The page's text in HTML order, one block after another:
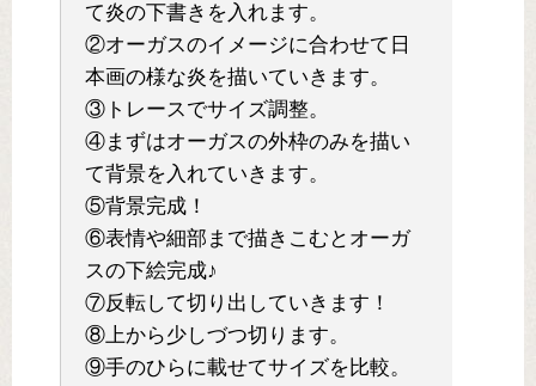
て炎の下書きを入れます。
②オーガスのイメージに合わせて日
本画の様な炎を描いていきます。
③トレースでサイズ調整。
④まずはオーガスの外枠のみを描い
て背景を入れていきます。
⑤背景完成！
⑥表情や細部まで描きこむとオーガ
スの下絵完成♪
⑦反転して切り出していきます！
⑧上から少しづつ切ります。
⑨手のひらに載せてサイズを比較。